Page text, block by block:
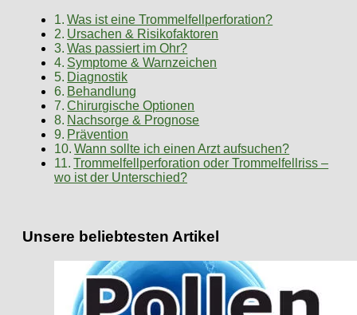
Was ist eine Trommelfellperforation?
Ursachen & Risikofaktoren
Was passiert im Ohr?
Symptome & Warnzeichen
Diagnostik
Behandlung
Chirurgische Optionen
Nachsorge & Prognose
Prävention
Wann sollte ich einen Arzt aufsuchen?
Trommelfellperforation oder Trommelfellriss –
wo ist der Unterschied?
Unsere beliebtesten Artikel